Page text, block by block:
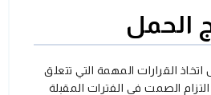
الحمل
القرارات المهمة التي تتعلق
الصمت في الفترات المقبلة